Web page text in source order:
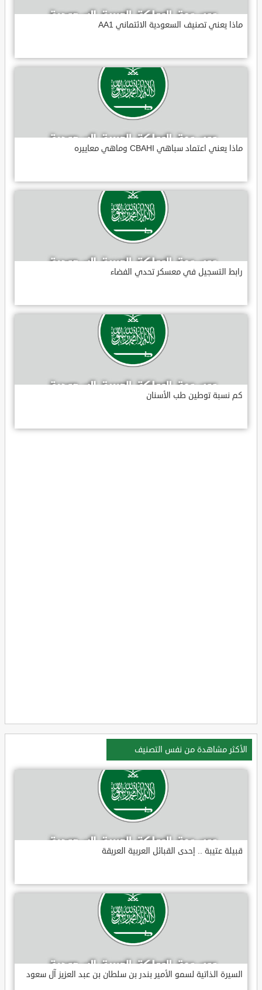
ماذا يعني تصنيف السعودية الائتماني AA1
ماذا يعني اعتماد سباهي CBAHI وماهي معاييره
رابط التسجيل في معسكر تحدي الفضاء
كم نسبة توطين طب الأسنان
الأكثر مشاهدة من نفس التصنيف
قبيلة عتيبة .. إحدى القبائل العربية العريقة
السيرة الذاتية لسمو الأمير بندر بن سلطان بن عبد العزيز آل سعود